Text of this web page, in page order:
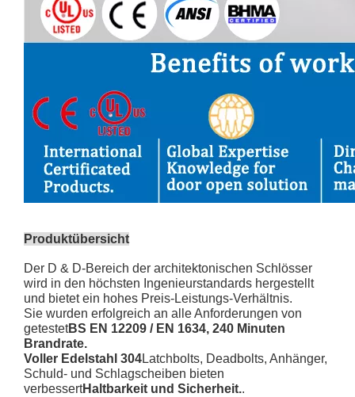
Produktübersicht
Der D & D-Bereich der architektonischen Schlösser
wird in den höchsten Ingenieurstandards hergestellt
und bietet ein hohes Preis-Leistungs-Verhältnis.
Sie wurden erfolgreich an alle Anforderungen von
getestetBS EN 12209 / EN 1634, 240 Minuten
Brandrate.
Voller Edelstahl 304Latchbolts, Deadbolts, Anhänger,
Schuld- und Schlagscheiben bieten
verbessertHaltbarkeit und Sicherheit..